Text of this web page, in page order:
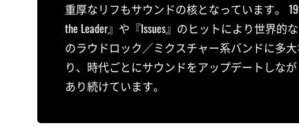
重厚なリフもサウンドの核となっています。
the Leader』や『Issues』のヒットにより世界
のラウドロック／ミクスチャー系バンドに多
り、時代ごとにサウンドをアップデートしな
あり続けています。